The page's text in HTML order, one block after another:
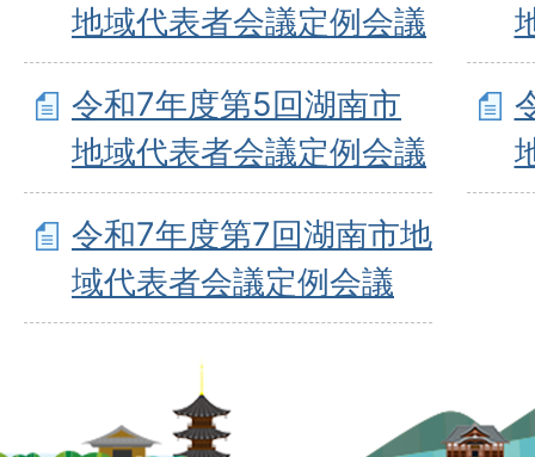
地域代表者会議定例会議
令和7年度第5回湖南市
地域代表者会議定例会議
令和7年度第7回湖南市地
域代表者会議定例会議